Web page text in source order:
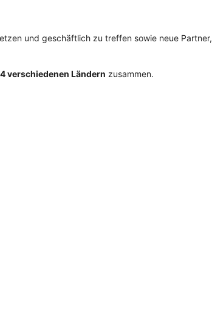
und geschäftlich zu treffen sowie neue Partner,
verschiedenen Ländern zusammen.